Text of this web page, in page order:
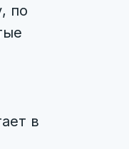
по
в